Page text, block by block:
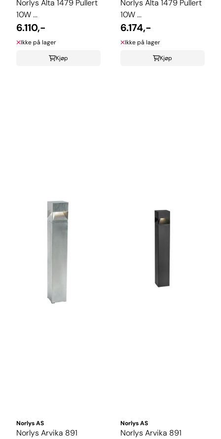
Norlys Alta 1479 Pullert
10W ...
6.110,-
Ikke på lager
Kjøp
Norlys Alta 1479 Pullert
10W ...
6.174,-
Ikke på lager
Kjøp
Norlys AS
Norlys Arvika 891
Norlys AS
Norlys Arvika 891